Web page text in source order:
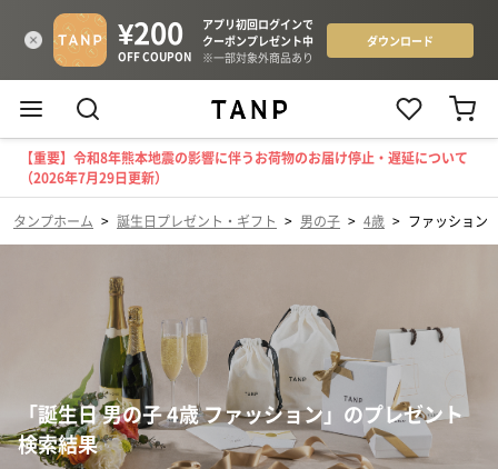
【重要】令和8年熊本地震の影響に伴うお荷物のお届け停止・遅延について
（2026年7月29日更新）
タンプホーム > 誕生日プレゼント・ギフト > 男の子 > 4歳 > ファッション
「誕生日 男の子 4歳 ファッション」のプレゼント
検索結果